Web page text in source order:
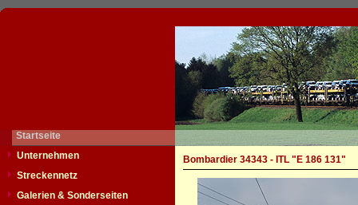
Startseite
Unternehmen
Streckennetz
Galerien & Sonderseiten
Bombardier 34343 - ITL "E 186 131"